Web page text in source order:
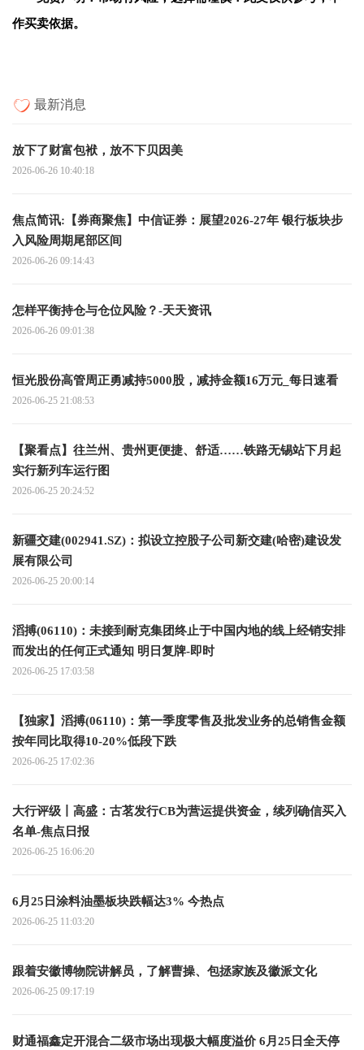
作买卖依据。
最新消息
放下了财富包袱，放不下贝因美
2026-06-26 10:40:18
焦点简讯:【券商聚焦】中信证券：展望2026-27年 银行板块步
入风险周期尾部区间
2026-06-26 09:14:43
怎样平衡持仓与仓位风险？-天天资讯
2026-06-26 09:01:38
恒光股份高管周正勇减持5000股，减持金额16万元_每日速看
2026-06-25 21:08:53
【聚看点】往兰州、贵州更便捷、舒适……铁路无锡站下月起
实行新列车运行图
2026-06-25 20:24:52
新疆交建(002941.SZ)：拟设立控股子公司新交建(哈密)建设发
展有限公司
2026-06-25 20:00:14
滔搏(06110)：未接到耐克集团终止于中国内地的线上经销安排
而发出的任何正式通知 明日复牌-即时
2026-06-25 17:03:58
【独家】滔搏(06110)：第一季度零售及批发业务的总销售金额
按年同比取得10-20%低段下跌
2026-06-25 17:02:36
大行评级丨高盛：古茗发行CB为营运提供资金，续列确信买入
名单-焦点日报
2026-06-25 16:06:20
6月25日涂料油墨板块跌幅达3% 今热点
2026-06-25 11:03:20
跟着安徽博物院讲解员，了解曹操、包拯家族及徽派文化
2026-06-25 09:17:19
财通福鑫定开混合二级市场出现极大幅度溢价 6月25日全天停